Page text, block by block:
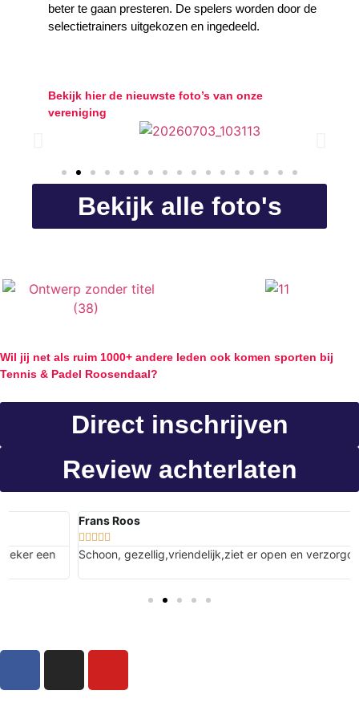
beter te gaan presteren. De spelers worden door de
selectietrainers uitgekozen en ingedeeld.
Bekijk hier de nieuwste foto’s van onze
vereniging
Bekijk alle foto's
Wil jij net als ruim 1000+ andere leden ook komen sporten bij
Tennis & Padel Roosendaal?
Direct inschrijven
Review achterlaten
Schoon, gezellig,vriendelijk,ziet er open en verzorgd uit.